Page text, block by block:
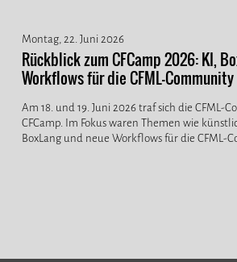
Montag, 22. Juni 2026
Rückblick zum CFCamp 2026: KI,
Workflows für die CFML-Community
Am 18. und 19. Juni 2026 traf sich die CFML-
CFCamp. Im Fokus waren Themen wie
BoxLang und neue Workflows für die CFML-